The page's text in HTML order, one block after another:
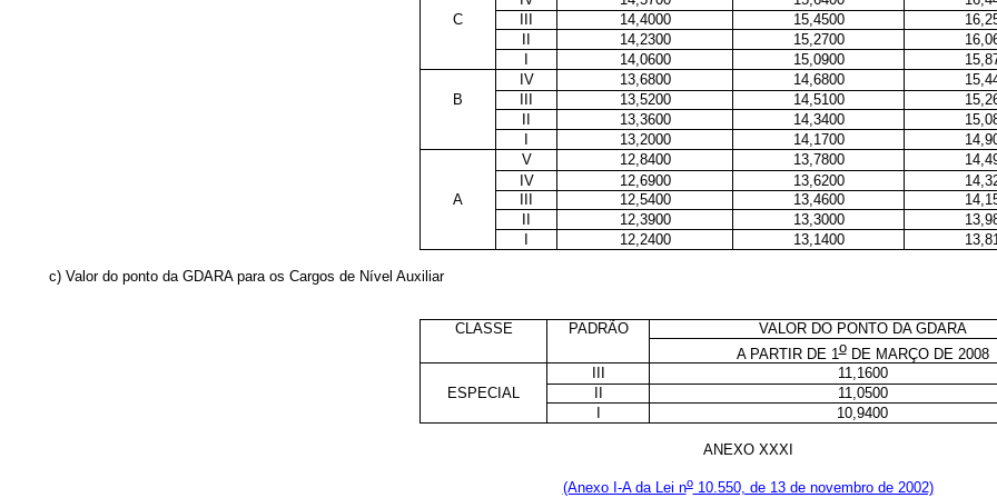
C
III 14,4000 15,4500
II
14,2300 15,2700
I
14,0600 15,0900
IV
13,6800 14,6800
B
III 13,5200 14,5100
II
13,3600 14,3400
I
13,2000 14,1700
V
12,8400 13,7800
IV
12,6900 13,6200
A
III 12,5400 13,4600
II
12,3900 13,3000
I
12,2400 13,1400
c) Valor do ponto da GDARA para os Cargos de Nível Auxiliar
CLASSE
PADRÃO
VALOR DO PONTO DA GDARA
A PARTIR DE 1oDE MARÇO DE 2008
III
11,1600
ESPECIAL
II
11,0500
I
10,9400
ANEXO XXXI
(Anexo I-A da Lei no10.550, de 13 de novembro de 2002)